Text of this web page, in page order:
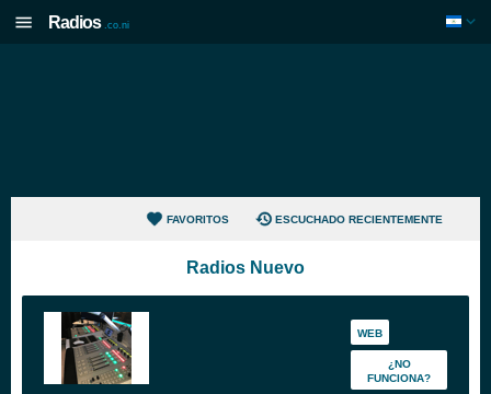
Radios .co.ni
FAVORITOS ESCUCHADO RECIENTEMENTE
Radios Nuevo
WEB
¿NO
FUNCIONA?